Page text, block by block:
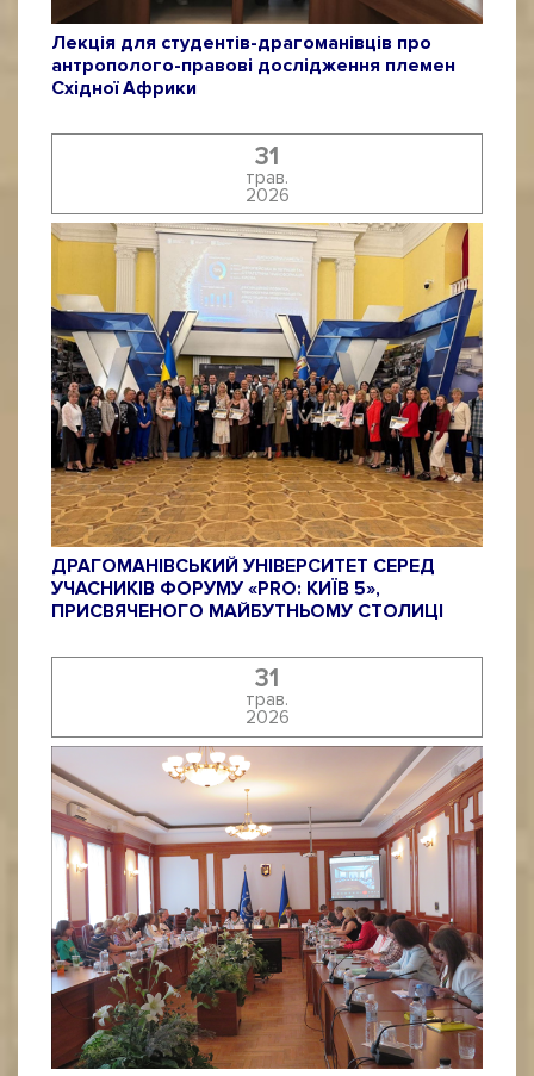
Лекція для студентів-драгоманівців про
антрополого-правові дослідження племен
Східної Африки
31
трав.
2026
ДРАГОМАНІВСЬКИЙ УНІВЕРСИТЕТ СЕРЕД
УЧАСНИКІВ ФОРУМУ «PRO: КИЇВ 5»,
ПРИСВЯЧЕНОГО МАЙБУТНЬОМУ СТОЛИЦІ
31
трав.
2026